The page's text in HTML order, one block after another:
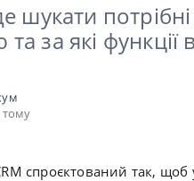
шукати
за які функції
тому
спроєктований так, щоб